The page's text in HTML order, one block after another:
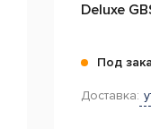
Deluxe
Под
Доставка: